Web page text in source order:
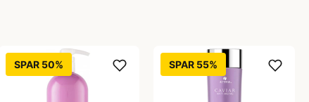
SPAR 50% SPAR 55%